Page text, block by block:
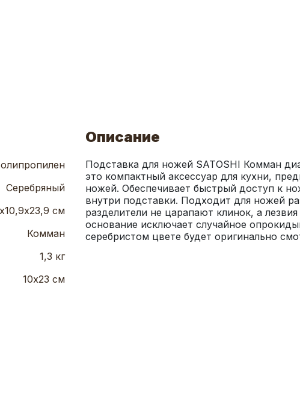
Серебряный
см
Комман
1,3 кг
10х23 см
Описание
Подставка для ножей SATOSHI Комман
это компактный аксессуар для кухни,
ножей. Обеспечивает быстрый доступ к
внутри подставки. Подходит для ножей
разделители не царапают клинок, а
основание исключает случайное
серебристом цвете будет оригинально